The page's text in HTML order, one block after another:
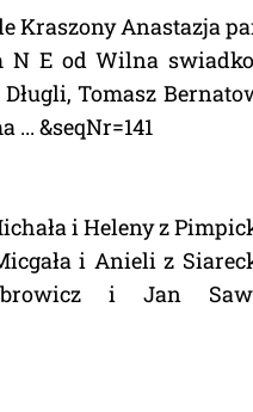
Kraszony Anastazja
N E od Wilna
Tomasz
&seqNr=141
i Heleny z
i Anieli z
i Jan